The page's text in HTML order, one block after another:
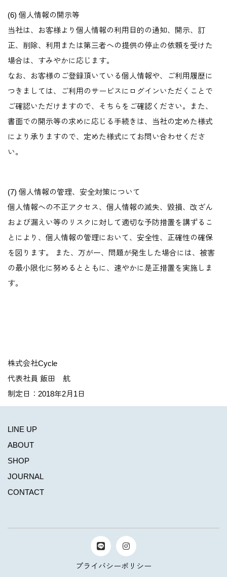
(6) 個人情報の開示等
当社は、お客様より個人情報の利用目的の通知、開示、訂
正、削除、利用または第三者への提供の停止の依頼を受けた
場合は、すみやかに応じます。
なお、お客様のご登録頂いている個人情報や、ご利用履歴に
つきましては、ご利用のサービスにログインいただくことで
ご確認いただけますので、そちらをご確認ください。また、
書面での開示等の求めに応じる手続きは、当社の定めた様式
により承りますので、定めた様式にてお問い合わせくださ
い。
(7) 個人情報の管理、安全対策について
個人情報への不正アクセス、個人情報の滅失、毀損、改ざん
および漏えい等のリスクに対して適切な予防措置を講ずるこ
とにより、個人情報の管理において、安全性、正確性の確保
を図ります。 また、万が一、問題が発生した場合には、被害
の最小限化に努めるとともに、速やかに是正措置を実施しま
す。
株式会社Cycle
代表社員 飯田 航
制定日：2018年2月1日
LINE UP
ABOUT
SHOP
JOURNAL
CONTACT
プライバシーポリシー